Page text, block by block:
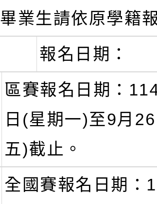
畢業生請依原學籍
報名日期：
區賽報名日期：
日(星期一)至9月
五)截止。
全國賽報名日期：